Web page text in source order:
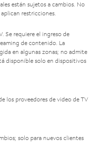
están sujetos a cambios. No
restricciones.
Se requiere el ingreso de
de contenido. La
en algunas zonas; no admite
disponible solo en dispositivos
los proveedores de video de TV
solo para nuevos clientes